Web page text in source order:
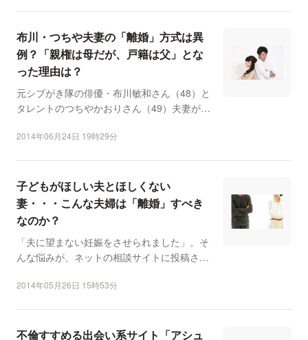
布川・つちや夫妻の「離婚」方式は異
例？「親権は母だが、戸籍は父」とな
った理由は？
元シブがき隊の俳優・布川敏和さん（48）と
タレントのつちやかおりさん（49）夫妻が6
2014年06月24日 19時29分
子どもがほしい夫とほしくない
妻・・・こんな夫婦は「離婚」すべき
なのか？
「夫に望まない妊娠をさせられました」。そ
んな悩みが、ネットの相談サイトに投稿され
2014年05月26日 15時53分
不倫すすめる出会い系サイト「アシュ